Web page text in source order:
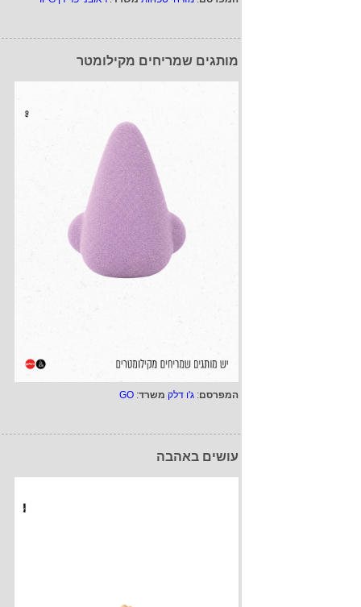
מותגים שמריחים מקילומטר
המפרסם: ג'ו דלק משרד:
GO
עושים באהבה